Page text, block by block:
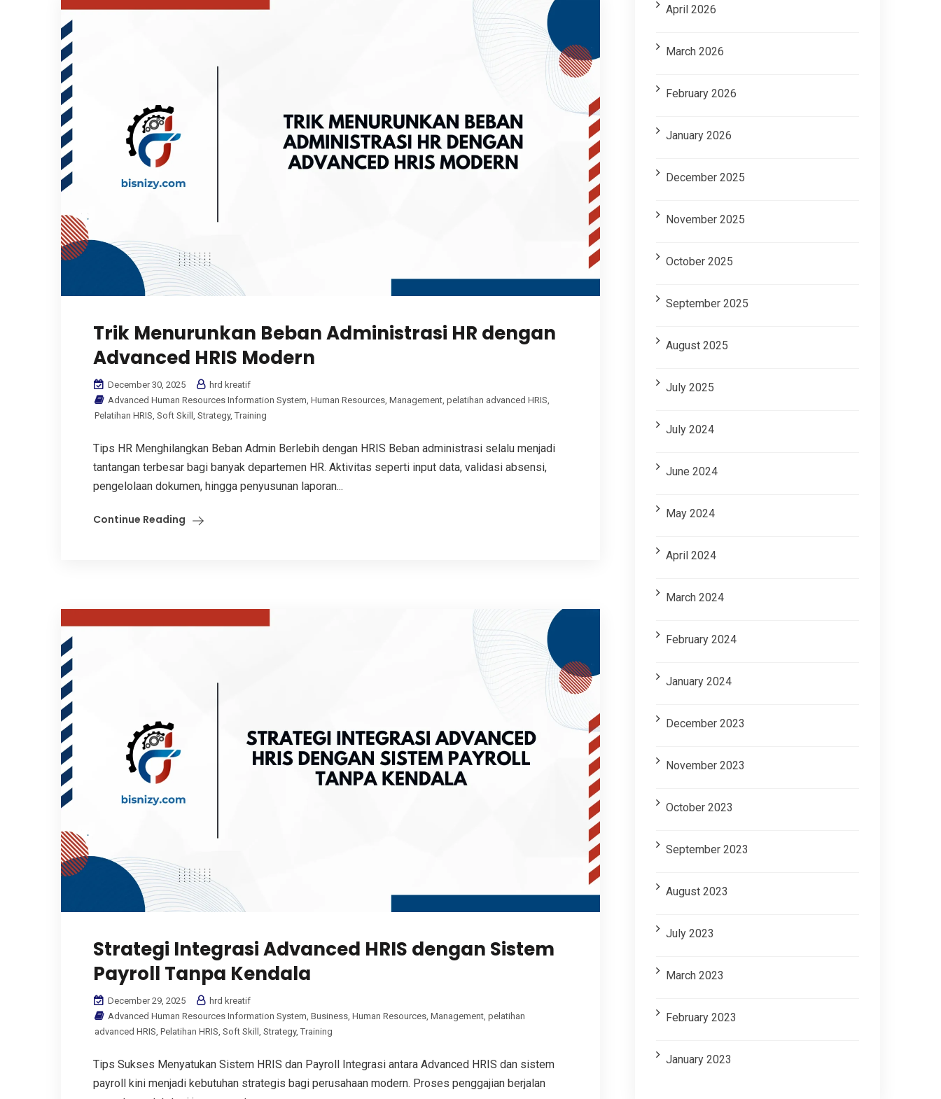
Trik Menurunkan Beban Administrasi HR dengan
Advanced HRIS Modern
December 30, 2025
hrd kreatif
Advanced Human Resources Information System Human Resources Management pelatihan advanced HRIS
Pelatihan HRIS Soft Skill Strategy, Training
Tips HR Menghilangkan Beban Admin Berlebih dengan HRIS Beban administrasi selalu menjadi
tantangan terbesar bagi banyak departemen HR. Aktivitas seperti input data, validasi absensi,
pengelolaan dokumen, hingga penyusunan laporan...
Continue Reading
Strategi Integrasi Advanced HRIS dengan Sistem
Payroll Tanpa Kendala
December 29, 2025
hrd kreatif
Advanced Human Resources Information System Business Human Resources Management pelatihan
advanced HRIS Pelatihan HRIS Soft Skill Strategy, Training
Tips Sukses Menyatukan Sistem HRIS dan Payroll Integrasi antara Advanced HRIS dan sistem
payroll kini menjadi kebutuhan strategis bagi perusahaan modern. Proses penggajian berjalan
April 2026
March 2026
February 2026
January 2026
December 2025
November 2025
October 2025
September 2025
August 2025
July 2025
July 2024
June 2024
May 2024
April 2024
March 2024
February 2024
January 2024
December 2023
November 2023
October 2023
September 2023
August 2023
July 2023
March 2023
February 2023
January 2023